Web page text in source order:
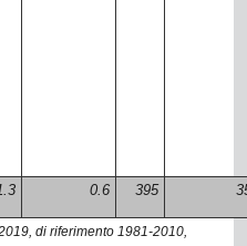
0.6 395
di riferimento 1981-2010,